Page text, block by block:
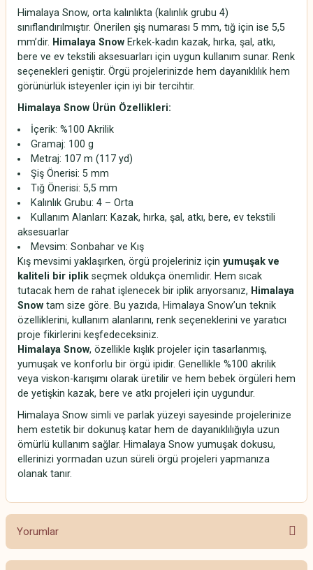
Himalaya Snow, orta kalınlıkta (kalınlık grubu 4)
sınıflandırılmıştır. Önerilen şiş numarası 5 mm, tığ için ise 5,5
mm’dir. Himalaya Snow Erkek-kadın kazak, hırka, şal, atkı,
bere ve ev tekstili aksesuarları için uygun kullanım sunar. Renk
seçenekleri geniştir. Örgü projelerinizde hem dayanıklılık hem
görünürlük isteyenler için iyi bir tercihtir.
Himalaya Snow Ürün Özellikleri:
İçerik: %100 Akrilik
Gramaj: 100 g
Metraj: 107 m (117 yd)
Şiş Önerisi: 5 mm
Tığ Önerisi: 5,5 mm
Kalınlık Grubu: 4 – Orta
Kullanım Alanları: Kazak, hırka, şal, atkı, bere, ev tekstili
aksesuarlar
Mevsim: Sonbahar ve Kış
Kış mevsimi yaklaşırken, örgü projeleriniz için yumuşak ve
kaliteli bir iplik seçmek oldukça önemlidir. Hem sıcak
tutacak hem de rahat işlenecek bir iplik arıyorsanız, Himalaya
Snow tam size göre. Bu yazıda, Himalaya Snow’un teknik
özelliklerini, kullanım alanlarını, renk seçeneklerini ve yaratıcı
proje fikirlerini keşfedeceksiniz.
Himalaya Snow, özellikle kışlık projeler için tasarlanmış,
yumuşak ve konforlu bir örgü ipidir. Genellikle %100 akrilik
veya viskon-karışımı olarak üretilir ve hem bebek örgüleri hem
de yetişkin kazak, bere ve atkı projeleri için uygundur.
Himalaya Snow simli ve parlak yüzeyi sayesinde projelerinize
hem estetik bir dokunuş katar hem de dayanıklılığıyla uzun
ömürlü kullanım sağlar. Himalaya Snow yumuşak dokusu,
ellerinizi yormadan uzun süreli örgü projeleri yapmanıza
olanak tanır.
Yorumlar